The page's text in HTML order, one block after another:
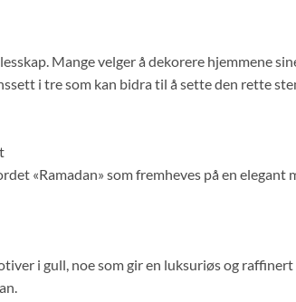
Mange velger å dekorere hjemmene
i tre som kan bidra til å sette den rette
«Ramadan» som fremheves på en
i gull, noe som gir en luksuriøs og